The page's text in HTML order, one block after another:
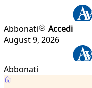
Abbonati
Accedi
August 9, 2026
Abbonati